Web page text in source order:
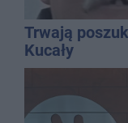
Trwają
Kucały